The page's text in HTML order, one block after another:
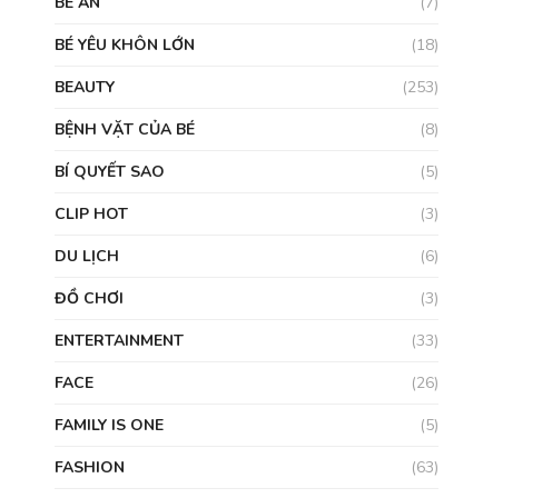
BÉ YÊU KHÔN LỚN
(18)
BEAUTY
(253)
BỆNH VẶT CỦA BÉ
(8)
BÍ QUYẾT SAO
(5)
CLIP HOT
(3)
DU LỊCH
(6)
ĐỒ CHƠI
(3)
ENTERTAINMENT
(33)
FACE
(26)
FAMILY IS ONE
(5)
FASHION
(63)